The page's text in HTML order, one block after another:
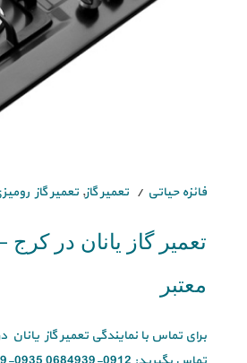
فائزه حیاتی تعمیر گاز, تعمیر گاز
تعمیر گاز یانان در کرج
معتبر
برای تماس با نمایندگی تعمیر گاز یانان